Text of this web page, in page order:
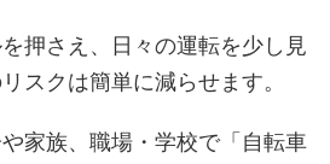
押さえ、日々の運転を少し見
スクは簡単に減らせます。
家族、職場・学校で「自転車